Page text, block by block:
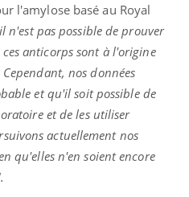
l'amylose basé au Royal
n'est pas possible de prouver
anticorps sont à l'origine
nos données
et qu'il soit possible de
et de les utiliser
actuellement nos
qu'elles n'en soient encore